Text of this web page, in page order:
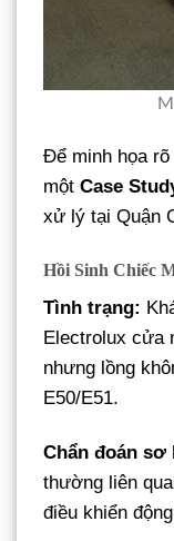
Để minh họa
một Case
xử lý tại Quận
Hồi Sinh Chiếc
Tình trạng:
Electrolux cửa
nhưng lồng
E50/E51.
Chẩn đoán sơ
thường liên
điều khiển